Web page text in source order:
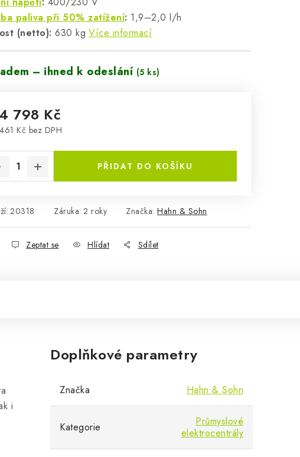
paliva při 50% zatížení: 1,9–2,0 l/h
(netto): 630 kg Více informací
– ihned k odeslání (5 ks)
798 Kč
Kč bez DPH
PŘIDAT DO KOŠÍKU
20318 Záruka: 2 roky Značka: Hahn & Sohn
Zeptat se Hlídat Sdílet
i
Doplňkové parametry
Značka Hahn & Sohn
Kategorie
Průmyslové
elektrocentrály